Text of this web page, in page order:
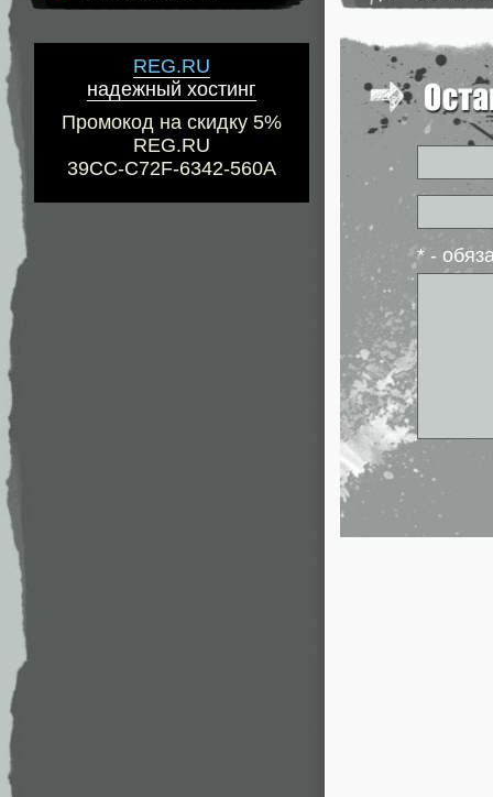
REG.RU
надежный хостинг
Промокод на скидку 5%
REG.RU
39CC-C72F-6342-560A
* -